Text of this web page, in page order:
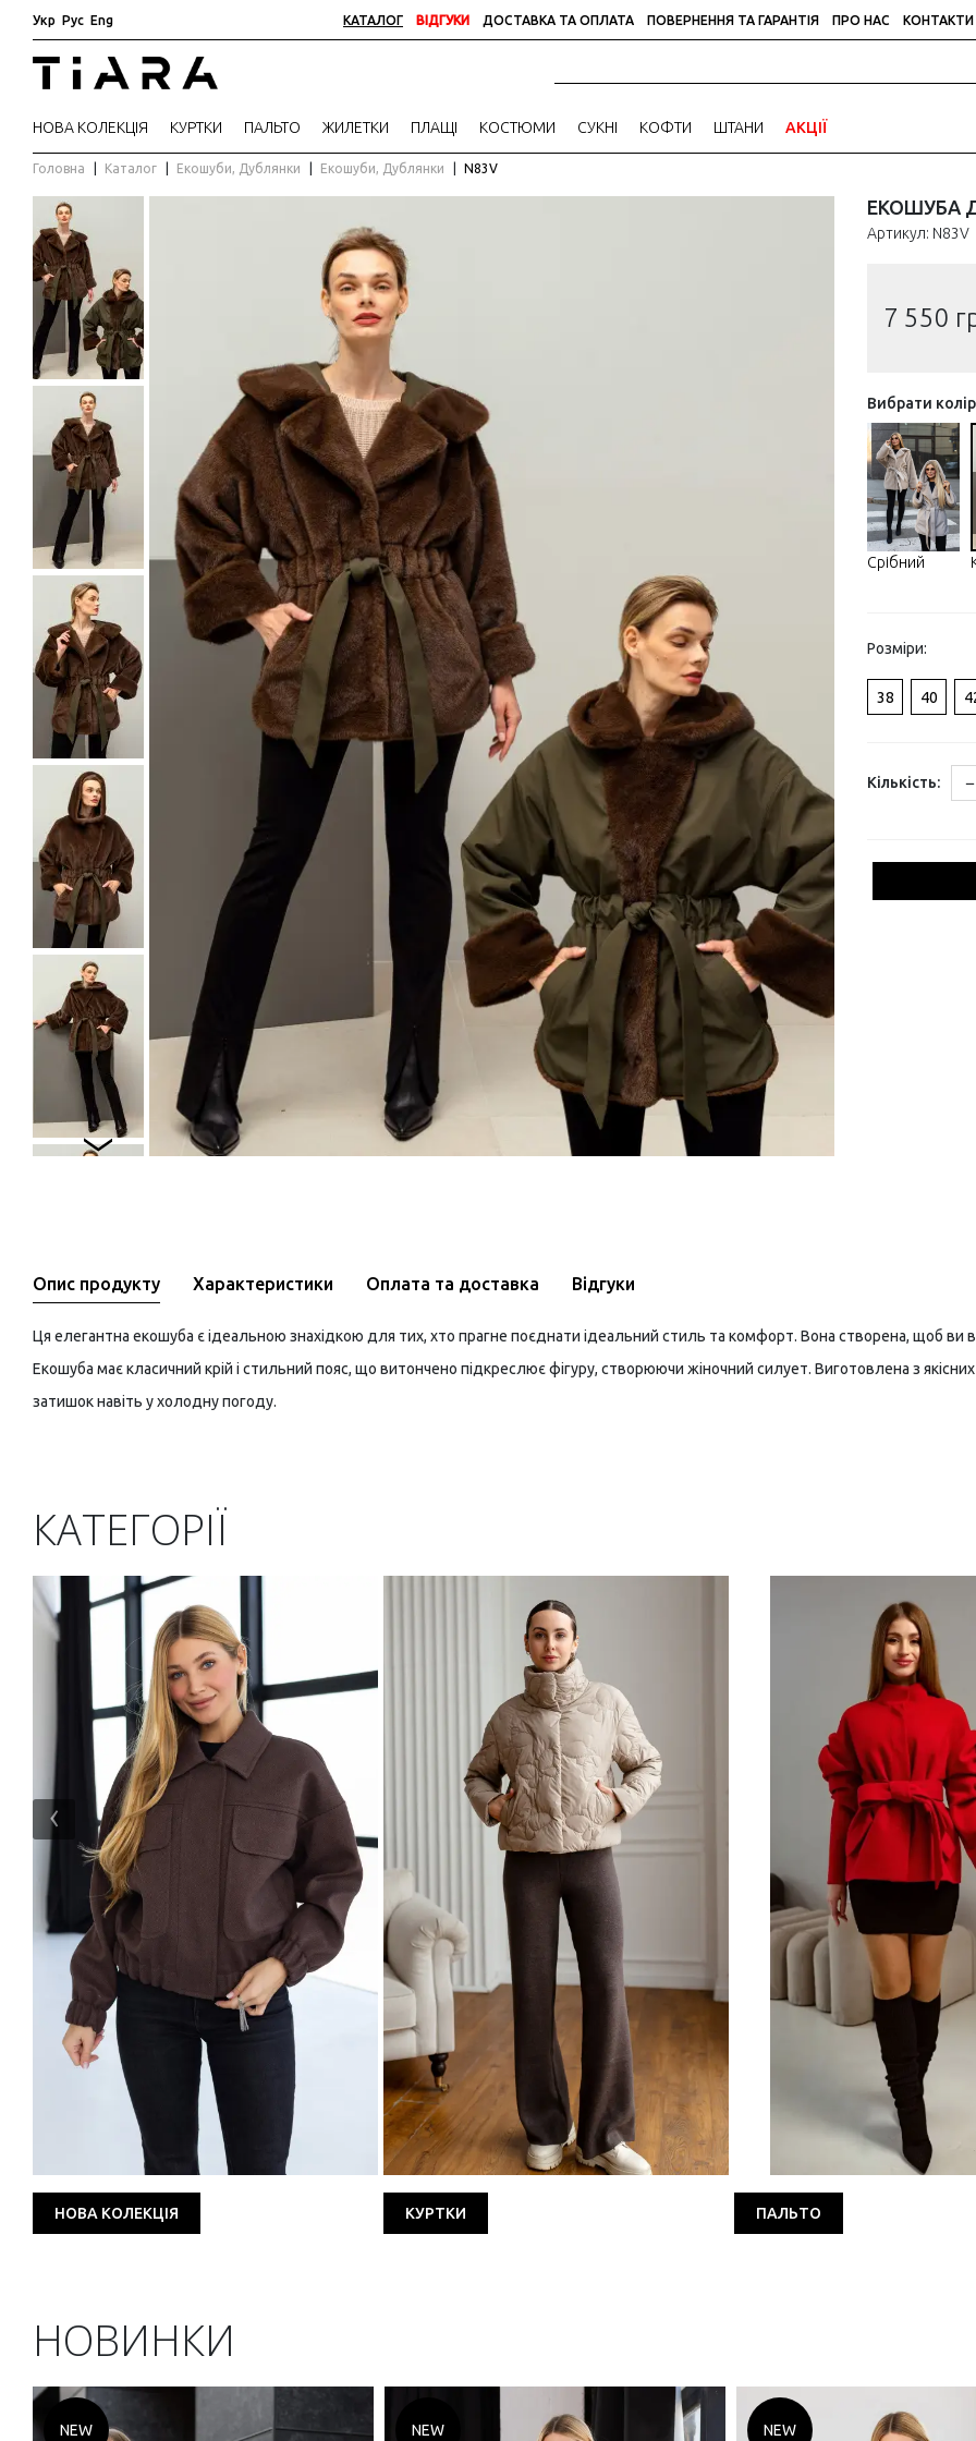
Укр Рус Eng КАТАЛОГ ВІДГУКИ ДОСТАВКА ТА ОПЛАТА ПОВЕРНЕННЯ ТА ГАРАНТІЯ ПРО НАС КОНТАКТИ
НОВА КОЛЕКЦІЯ КУРТКИ ПАЛЬТО ЖИЛЕТКИ ПЛАЩІ КОСТЮМИ СУКНІ КОФТИ ШТАНИ АКЦІЇ
Головна Каталог Екошуби, Дублянки Екошуби, Дублянки N83V
ЕКОШУБА
Артикул: N83V
7 550
Вибрати колір
Срібний
Розміри:
38 40
Кількість: −
Опис продукту Характеристики Оплата та доставка Відгуки
Ця елегантна екошуба є ідеальною знахідкою для тих, хто прагне поєднати ідеальний стиль та комфорт. Вона створена, щоб ви
Екошуба має класичний крій і стильний пояс, що витончено підкреслює фігуру, створюючи жіночний силует. Виготовлена ​​з
затишок навіть у холодну погоду.
КАТЕГОРІЇ
НОВА КОЛЕКЦІЯ КУРТКИ ПАЛЬТО
‹
НОВИНКИ
NEW NEW NEW